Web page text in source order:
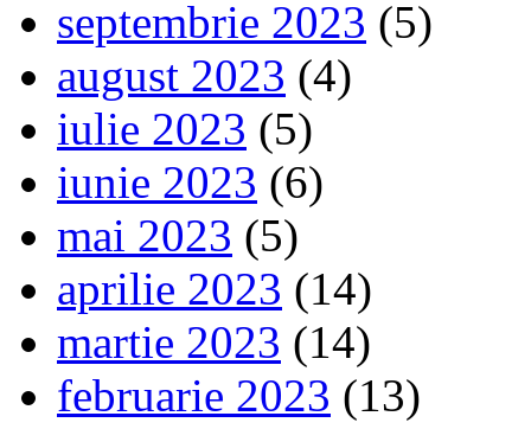
septembrie 2023 (5)
august 2023 (4)
iulie 2023 (5)
iunie 2023 (6)
mai 2023 (5)
aprilie 2023 (14)
martie 2023 (14)
februarie 2023 (13)